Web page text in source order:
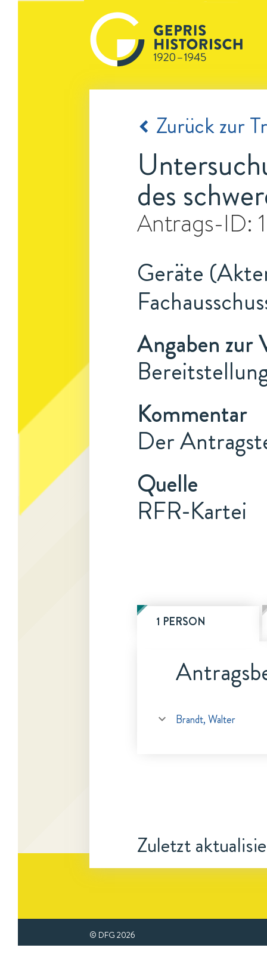
Zurück zur
des
Antrags-ID:
Geräte
Angaben zur
Kommentar
Der
Quelle
RFR-Kartei
1 PERSON
Brandt, Walter
Zuletzt
© DFG 2026